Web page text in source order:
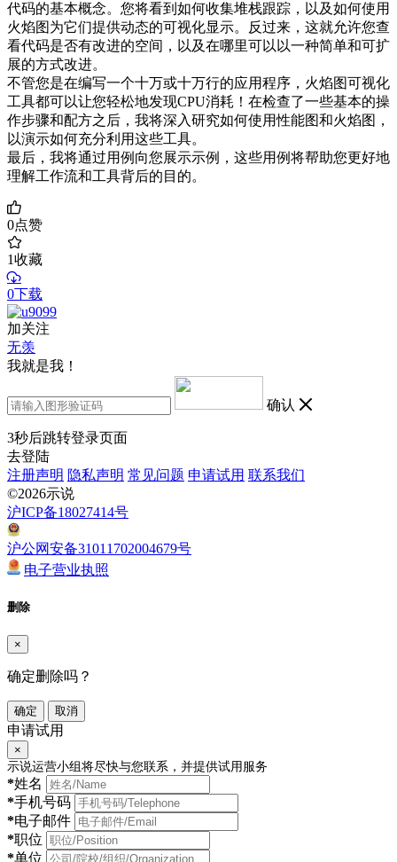
代码的基本概念。您将看到如何收集堆栈跟踪，以及如何使用
火焰图为它们提供动态的可视化显示。反过来，这就允许您查
看代码是否有改进的空间，以及在哪里可以以一种简单和可扩
展的方式改进。
不管您是在编写一个十万或十万行的应用程序，火焰图可视化
工具都可以让您轻松地发现CPU消耗！在检查了一些基本的操
作步骤和配方之后，我将深入研究如何使用性能图和火焰图，
以演示如何充分利用这些工具。
最后，我将通过用例向您展示示例，这些用例将帮助您更好地
理解工作流和工具背后的目的。
0点赞
1收藏
0下载
加关注
无羡
我就是我！
确认
3秒后跳转登录页面
去登陆
注册声明 隐私声明 常见问题 申请试用 联系我们
©2026示说
沪ICP备18027414号
沪公网安备31011702004679号
电子营业执照
删除
×
确定删除吗？
确定 取消
申请试用
×
示说运营小组将尽快与您联系，并提供试用服务
*姓名
*手机号码
*电子邮件
*职位
*单位